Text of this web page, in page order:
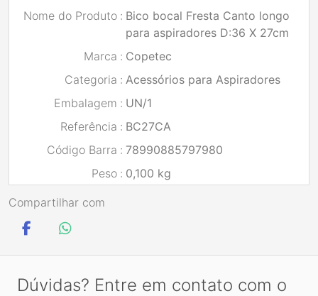
Nome do Produto : Bico bocal Fresta Canto longo
para aspiradores D:36 X 27cm
Marca : Copetec
Categoria : Acessórios para Aspiradores
Embalagem : UN/1
Referência : BC27CA
Código Barra : 78990885797980
Peso : 0,100 kg
Compartilhar com
Dúvidas? Entre em contato com o